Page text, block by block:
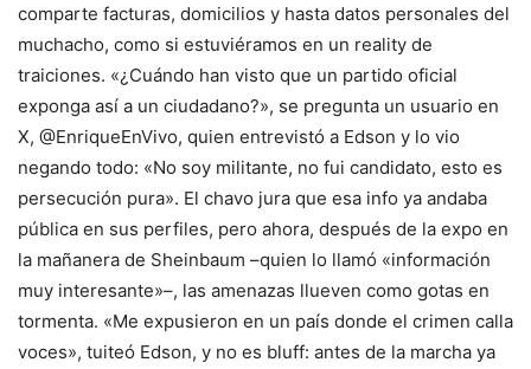
comparte facturas, domicilios y hasta datos personales del
muchacho, como si estuviéramos en un reality de
traiciones. «¿Cuándo han visto que un partido oficial
exponga así a un ciudadano?», se pregunta un usuario en
X, @EnriqueEnVivo, quien entrevistó a Edson y lo vio
negando todo: «No soy militante, no fui candidato, esto es
persecución pura». El chavo jura que esa info ya andaba
pública en sus perfiles, pero ahora, después de la expo en
la mañanera de Sheinbaum –quien lo llamó «información
muy interesante»–, las amenazas llueven como gotas en
tormenta. «Me expusieron en un país donde el crimen calla
voces», tuiteó Edson, y no es bluff: antes de la marcha ya